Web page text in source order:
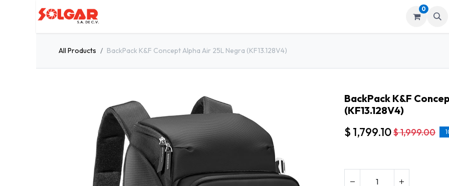
0
All Products BackPack K&F Concept Alpha Air 25L Negra (KF13.128V4)
BackPack K&F
(KF13.128V4)
$ 1,799.10$1,999.00